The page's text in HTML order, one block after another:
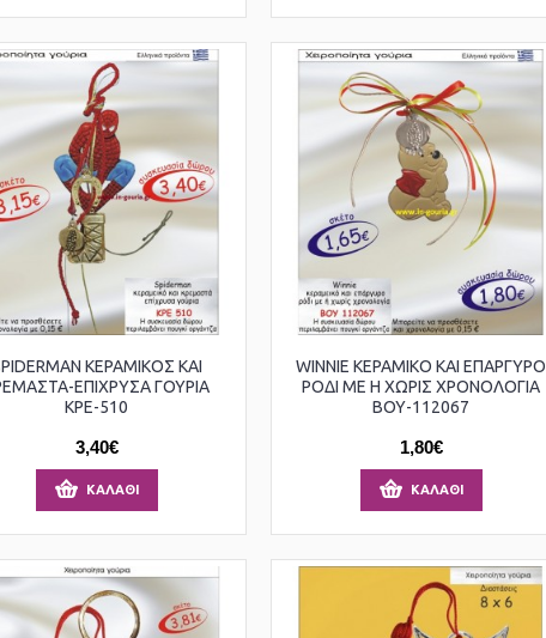
ΚΕΡΑΜΙΚΟΣ ΚΑΙ
ΕΠΙΧΡΥΣΑ ΓΟΥΡΙΑ
ΚΡΕ-510
3,40€
ΚΑΛΆΘΙ
WINNIE ΚΕΡΑΜΙΚΟ ΚΑΙ ΕΠΑΡΓΥΡΟ
ΡΟΔΙ ΜΕ Η ΧΩΡΙΣ ΧΡΟΝΟΛΟΓΙΑ
ΒΟΥ-112067
1,80€
ΚΑΛΆΘΙ